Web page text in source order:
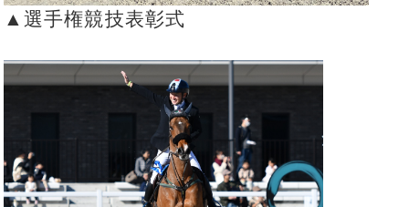
▲選手権競技表彰式